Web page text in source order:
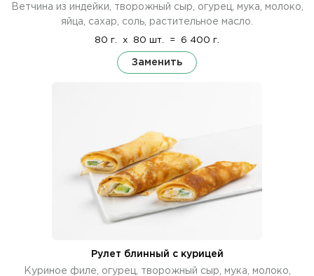
Ветчина из индейки, творожный сыр, огурец, мука, молоко,
яйца, сахар, соль, растительное масло.
80 г. x 80 шт. = 6 400 г.
Заменить
Рулет блинный с курицей
Куриное филе, огурец, творожный сыр, мука, молоко,